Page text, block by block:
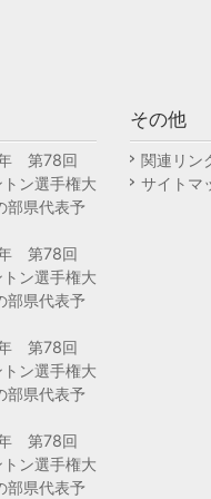
年 第78回
ン選手権大
部県代表予
年 第78回
ン選手権大
部県代表予
年 第78回
ン選手権大
部県代表予
年 第78回
ン選手権大
部県代表予
その他
関連リン
サイトマ